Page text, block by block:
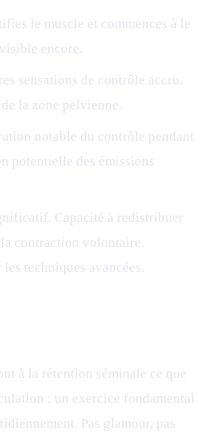
le muscle et commences à le
encore.
sensations de contrôle accru.
la zone pelvienne.
notable du contrôle pendant
potentielle des émissions
Capacité à redistribuer
contraction volontaire.
techniques avancées.
à la rétention séminale ce que
: un exercice fondamental
Pas glamour, pas